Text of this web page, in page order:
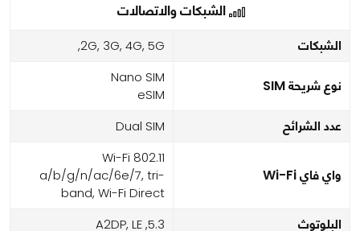
الشبكات والاتصالات
الشبكات 2G, 3G, 4G, 5G,
نوع شريحة SIM
Nano SIM
eSIM
عدد الشرائح Dual SIM
واي فاي Wi-Fi
Wi-Fi 802.11
a/b/g/n/ac/6e/7, tri-
band, Wi-Fi Direct
البلوتوث 5.3, A2DP, LE